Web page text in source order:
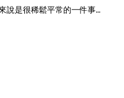
說是很稀鬆平常的一件事...